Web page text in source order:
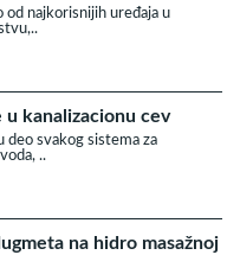
od najkorisnijih uređaja u
u kanalizacionu cev
deo svakog sistema za
..
na hidro masažnoj